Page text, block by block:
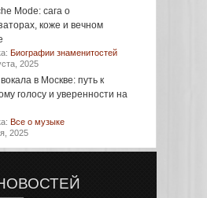
Mode: сага о
коже и вечном
Биографии знаменитостей
2025
в Москве: путь к
голосу и уверенности на
Все о музыке
2025